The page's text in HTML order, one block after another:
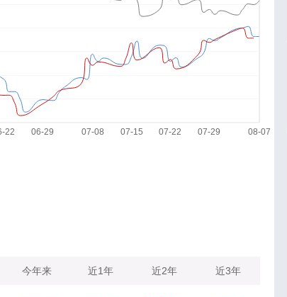
今年来 近1年 近2年 近3年